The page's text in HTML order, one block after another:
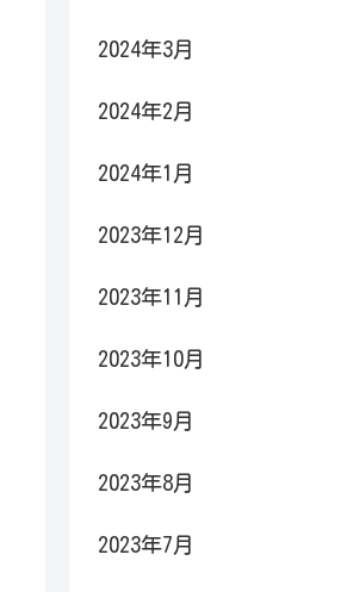
2024年3月
2024年2月
2024年1月
2023年12月
2023年11月
2023年10月
2023年9月
2023年8月
2023年7月